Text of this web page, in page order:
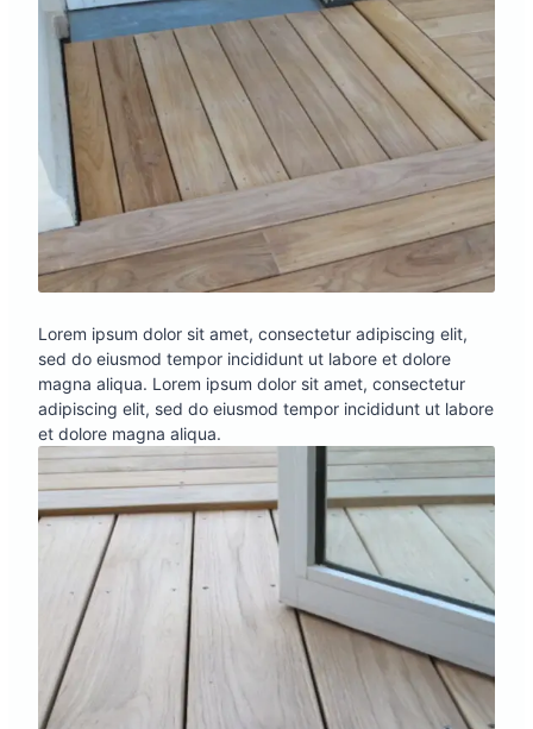
Lorem ipsum dolor sit amet, consectetur adipiscing elit,
sed do eiusmod tempor incididunt ut labore et dolore
magna aliqua. Lorem ipsum dolor sit amet, consectetur
adipiscing elit, sed do eiusmod tempor incididunt ut labore
et dolore magna aliqua.